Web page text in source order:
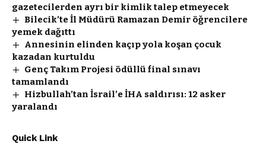
gazetecilerden ayrı bir kimlik talep etmeyecek
Bilecik’te İl Müdürü Ramazan Demir öğrencilere
yemek dağıttı
Annesinin elinden kaçıp yola koşan çocuk
kazadan kurtuldu
Genç Takım Projesi ödüllü final sınavı
tamamlandı
Hizbullah’tan İsrail’e İHA saldırısı: 12 asker
yaralandı
Quick Link